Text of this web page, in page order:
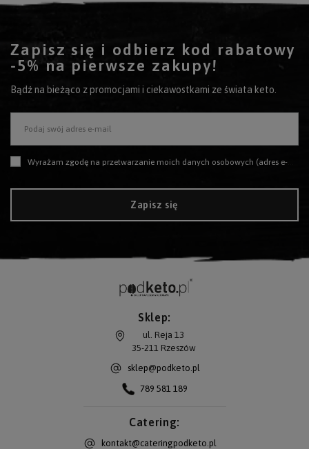
Zapisz się i odbierz kod rabatowy
-5% na pierwsze zakupy!
Bądź na bieżąco z promocjami i ciekawostkami ze świata keto.
Podaj swój adres e-mail
Wyrażam zgodę na przetwarzanie moich danych osobowych (adres e-mail) na potrzeby wysyłki newslettera z informacją handlową (marketing). Więcej w
Zapisz się
Sklep:
ul. Reja 13
35-211 Rzeszów
sklep@podketo.pl
789 581 189
Catering:
kontakt@cateringpodketo.pl